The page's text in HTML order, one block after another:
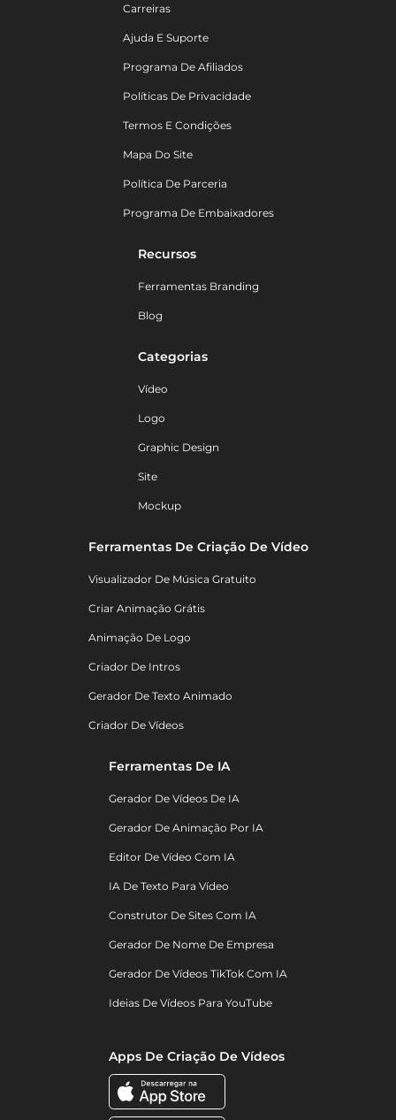
Carreiras
Ajuda E Suporte
Programa De Afiliados
Políticas De Privacidade
Termos E Condições
Mapa Do Site
Política De Parceria
Programa De Embaixadores
Recursos
Ferramentas Branding
Blog
Categorias
Vídeo
Logo
Graphic Design
Site
Mockup
Ferramentas De Criação De Vídeo
Visualizador De Música Gratuito
Criar Animação Grátis
Animação De Logo
Criador De Intros
Gerador De Texto Animado
Criador De Vídeos
Ferramentas De IA
Gerador De Vídeos De IA
Gerador De Animação Por IA
Editor De Vídeo Com IA
IA De Texto Para Vídeo
Construtor De Sites Com IA
Gerador De Nome De Empresa
Gerador De Vídeos TikTok Com IA
Ideias De Vídeos Para YouTube
Apps De Criação De Vídeos